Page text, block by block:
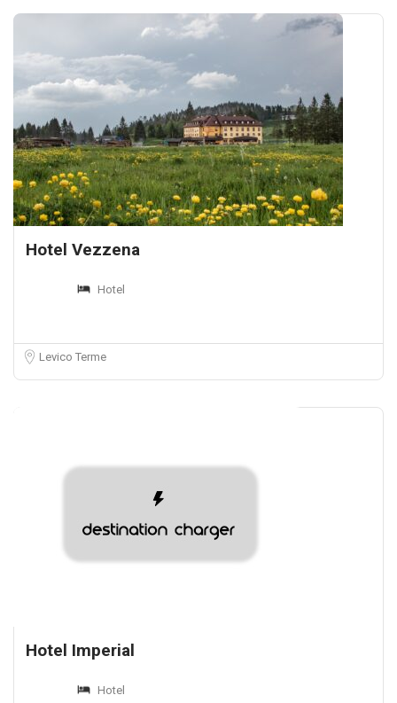
Hotel Vezzena
Hotel
Levico Terme
Hotel Imperial
Hotel